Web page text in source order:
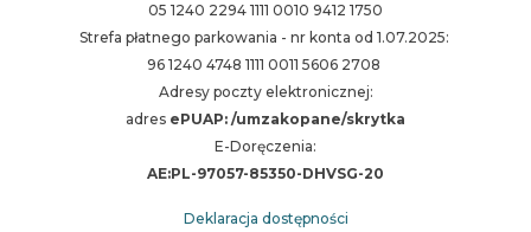
05 1240 2294 1111 0010 9412 1750
Strefa płatnego parkowania - nr konta od 1.07.2025:
96 1240 4748 1111 0011 5606 2708
Adresy poczty elektronicznej:
adres ePUAP: /umzakopane/skrytka
E-Doręczenia:
AE:PL-97057-85350-DHVSG-20
Deklaracja dostępności